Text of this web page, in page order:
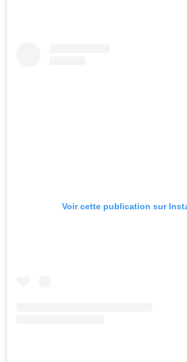
Voir cette publication sur